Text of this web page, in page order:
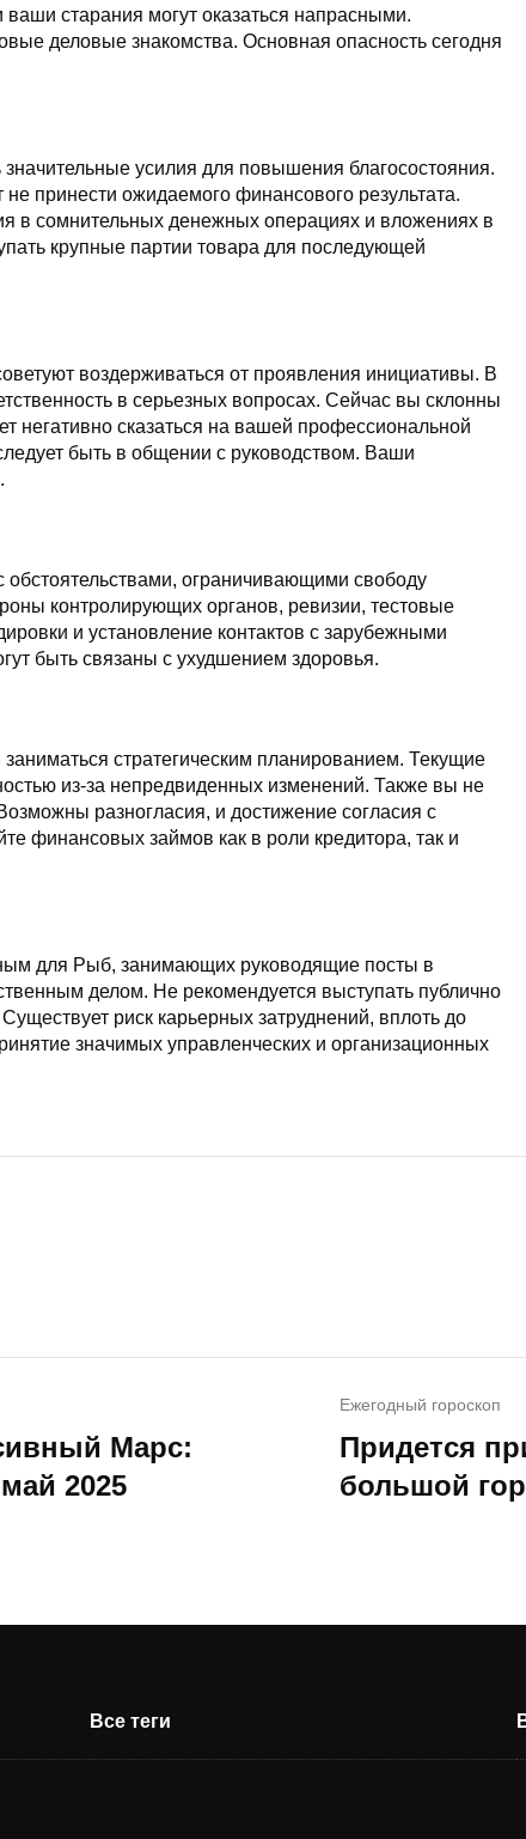
ваши старания могут оказаться напрасными.
деловые знакомства. Основная опасность сегодня
усилия для повышения благосостояния.
принести ожидаемого финансового результата.
в сомнительных денежных операциях и вложениях в
крупные партии товара для последующей
воздерживаться от проявления инициативы. В
в серьезных вопросах. Сейчас вы склонны
негативно сказаться на вашей профессиональной
быть в общении с руководством. Ваши
обстоятельствами, ограничивающими свободу
контролирующих органов, ревизии, тестовые
и установление контактов с зарубежными
быть связаны с ухудшением здоровья.
стратегическим планированием. Текущие
из-за непредвиденных изменений. Также вы не
разногласия, и достижение согласия с
финансовых займов как в роли кредитора, так и
для Рыб, занимающих руководящие посты в
делом. Не рекомендуется выступать публично
риск карьерных затруднений, вплоть до
значимых управленческих и организационных
Марс:
2025
Ежегодный гороскоп
Придется
большой
Все теги